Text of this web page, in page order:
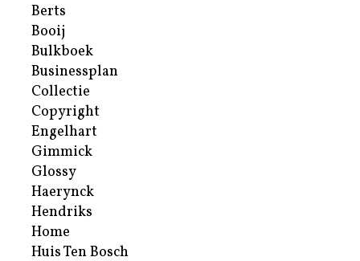
Berts
Booij
Bulkboek
Businessplan
Collectie
Copyright
Engelhart
Gimmick
Glossy
Haerynck
Hendriks
Home
Huis Ten Bosch